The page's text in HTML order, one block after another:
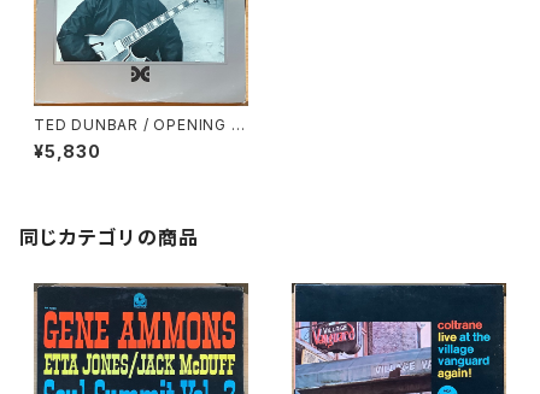
TED DUNBAR / OPENING R
EMARKS
¥5,830
同じカテゴリの商品